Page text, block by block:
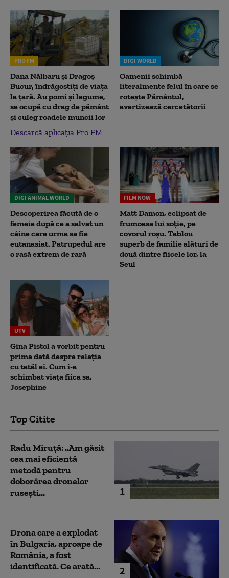
PRO FM
Dana Nălbaru și Dragoș
Bucur, îndrăgostiți de viața
la țară. Au pomi și legume,
se ocupă cu drag de pământ
și culeg roadele muncii lor
Descarcă aplicația Pro FM
DIGI WORLD
Oamenii schimbă
literalmente felul în care se
rotește Pământul,
avertizează cercetătorii
DIGI ANIMAL WORLD
Descoperirea făcută de o
femeie după ce a salvat un
câine care urma sa fie
eutanasiat. Patrupedul are
o rasă extrem de rară
FILM NOW
Matt Damon, eclipsat de
frumoasa lui soție, pe
covorul roșu. Tablou
superb de familie alături de
două dintre fiicele lor, la
Seul
UTV
Gina Pistol a vorbit pentru
prima dată despre relația
cu tatăl ei. Cum i-a
schimbat viața fiica sa,
Josephine
Top Citite
1
Radu Miruță: „Am găsit
cea mai eficientă
metodă pentru
doborârea dronelor
rusești...
2
Drona care a explodat
în Bulgaria, aproape de
România, a fost
identificată. Ce arată...